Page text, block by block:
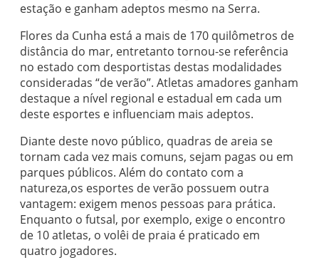
estação e ganham adeptos mesmo na Serra.
Flores da Cunha está a mais de 170 quilômetros de
distância do mar, entretanto tornou-se referência
no estado com desportistas destas modalidades
consideradas “de verão”. Atletas amadores ganham
destaque a nível regional e estadual em cada um
deste esportes e influenciam mais adeptos.
Diante deste novo público, quadras de areia se
tornam cada vez mais comuns, sejam pagas ou em
parques públicos. Além do contato com a
natureza,os esportes de verão possuem outra
vantagem: exigem menos pessoas para prática.
Enquanto o futsal, por exemplo, exige o encontro
de 10 atletas, o volêi de praia é praticado em
quatro jogadores.